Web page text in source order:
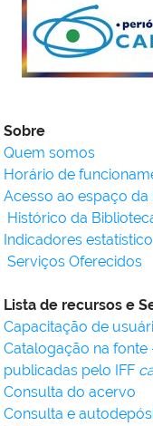
Sobre
Quem somos
Horário de
Acesso ao espaço da
Histórico da
Indicadores estatístico
Serviços Oferecidos
Lista de recursos e
Capacitação de
Catalogação na
publicadas pelo IFF
Consulta do acervo
Consulta e